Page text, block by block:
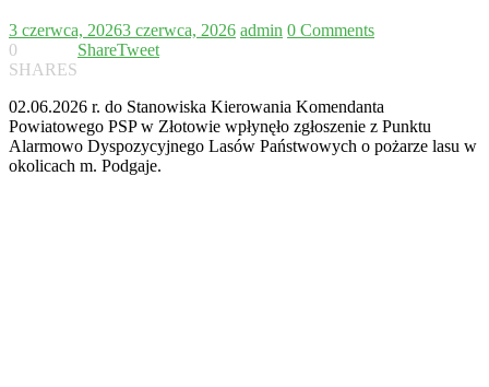
3 czerwca, 20263 czerwca, 2026 admin 0 Comments
0
SHARES
ShareTweet
02.06.2026 r. do Stanowiska Kierowania Komendanta
Powiatowego PSP w Złotowie wpłynęło zgłoszenie z Punktu
Alarmowo Dyspozycyjnego Lasów Państwowych o pożarze lasu w
okolicach m. Podgaje.